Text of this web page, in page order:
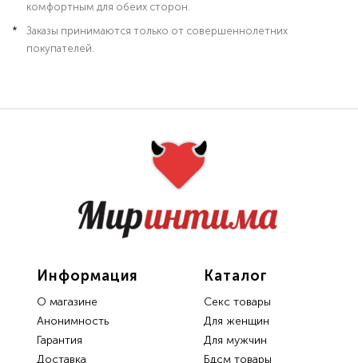
комфортным для обеих сторон.
Заказы принимаются только от совершеннолетних
покупателей.
Каталог
Секс товары
Для женщин
Для мужчин
Бдсм товары
Информация
О магазине
Анонимность
Гарантия
Доставка